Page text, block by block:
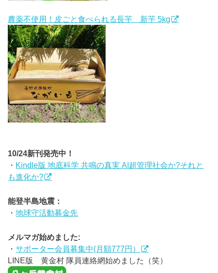
農薬不使用！皮ごと食べられる長芋 新芋 5kg
10/24新刊発売中！
・ Kindle版 地底科学 共鳴の真実 AI超管理社会か?それと
も進化か?
能登半島地震：
・地球守活動募金先
メルマガ始めました:
・サポーター会員募集中(月額777円）
LINE版 黄金村 隊員連絡網始めました（笑）